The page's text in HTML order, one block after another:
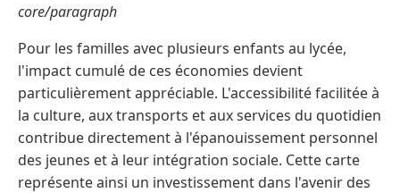
core/paragraph
Pour les familles avec plusieurs enfants au lycée,
l'impact cumulé de ces économies devient
particulièrement appréciable. L'accessibilité facilitée à
la culture, aux transports et aux services du quotidien
contribue directement à l'épanouissement personnel
des jeunes et à leur intégration sociale. Cette carte
représente ainsi un investissement dans l'avenir des